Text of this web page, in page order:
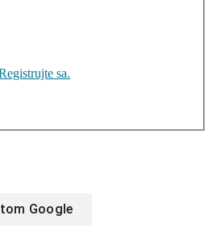
sa.
Google